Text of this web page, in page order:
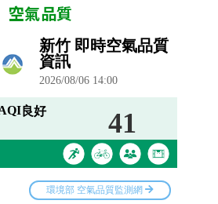
空氣品質